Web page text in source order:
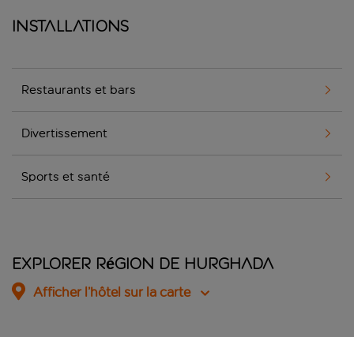
Installations
Restaurants et bars
Divertissement
Sports et santé
Explorer Région de Hurghada
Afficher l’hôtel sur la carte